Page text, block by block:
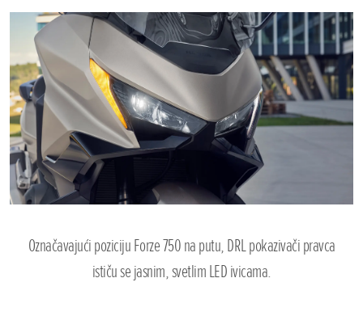
Označavajući poziciju Forze 750 na putu, DRL pokazivači pravca
ističu se jasnim, svetlim LED ivicama.